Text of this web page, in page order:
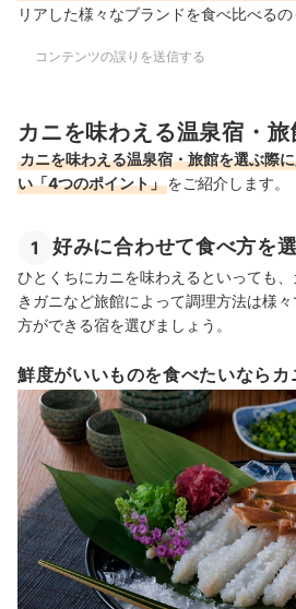
リアした様々なブランドを食べ比べるの
コンテンツの誤りを送信する
カニを味わえる温泉宿・
カニを味わえる温泉宿・旅館を選ぶ際
い「4つのポイント」をご紹介します。
1 好みに合わせて食べ方を
ひとくちにカニを味わえるといっても
きガニなど旅館によって調理方法は様
方ができる宿を選びましょう。
鮮度がいいものを食べたいならカ